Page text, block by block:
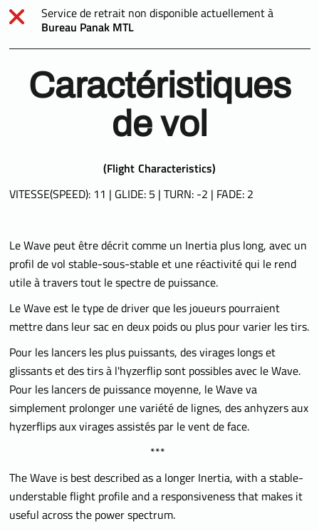
Service de retrait non disponible actuellement à
Bureau Panak MTL
Caractéristiques
de vol
(Flight Characteristics)
VITESSE(SPEED): 11 | GLIDE: 5 | TURN: -2 | FADE: 2
Le Wave peut être décrit comme un Inertia plus long, avec un
profil de vol stable-sous-stable et une réactivité qui le rend
utile à travers tout le spectre de puissance.
Le Wave est le type de driver que les joueurs pourraient
mettre dans leur sac en deux poids ou plus pour varier les tirs.
Pour les lancers les plus puissants, des virages longs et
glissants et des tirs à l'hyzerflip sont possibles avec le Wave.
Pour les lancers de puissance moyenne, le Wave va
simplement prolonger une variété de lignes, des anhyzers aux
hyzerflips aux virages assistés par le vent de face.
***
The Wave is best described as a longer Inertia, with a stable-
understable flight profile and a responsiveness that makes it
useful across the power spectrum.